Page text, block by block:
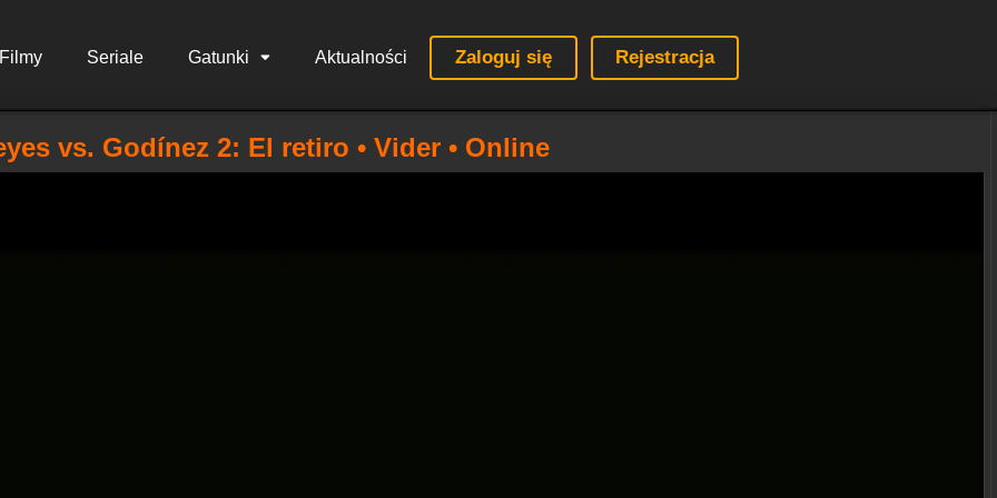
Seriale Gatunki Aktualności Zaloguj się Rejestracja
vs. Godínez 2: El retiro • Vider • Online